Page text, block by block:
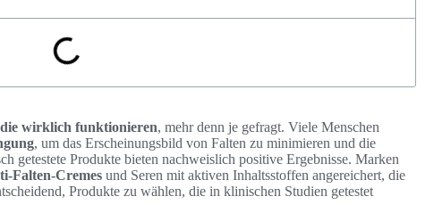
die wirklich funktionieren, mehr denn je gefragt. Viele Menschen
, um das Erscheinungsbild von Falten zu minimieren und die
getestete Produkte bieten nachweislich positive Ergebnisse. Marken
Falten-Cremes und Seren mit aktiven Inhaltsstoffen angereichert, die
Produkte zu wählen, die in klinischen Studien getestet